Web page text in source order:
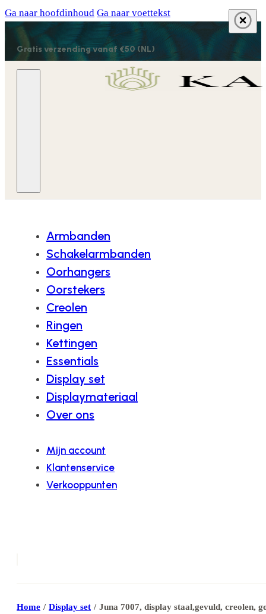
Ga naar hoofdinhoud Ga naar voettekst
Gratis verzending vanaf €50 (NL)
Armbanden
Schakelarmbanden
Oorhangers
Oorstekers
Creolen
Ringen
Kettingen
Essentials
Display set
Displaymateriaal
Over ons
Mijn account
Klantenservice
Verkooppunten
Home / Display set / Juna 7007, display staal,gevuld, creolen,